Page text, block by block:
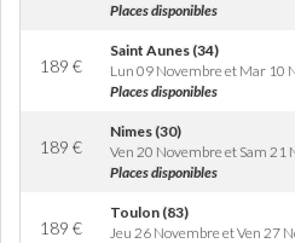
Places disponibles
189 €
Saint Aunes (34)
Lun 09 Novembre et Mar 10
Places disponibles
189 €
Nimes (30)
Ven 20 Novembre et Sam 21
Places disponibles
189 €
Toulon (83)
Jeu 26 Novembre et Ven 27